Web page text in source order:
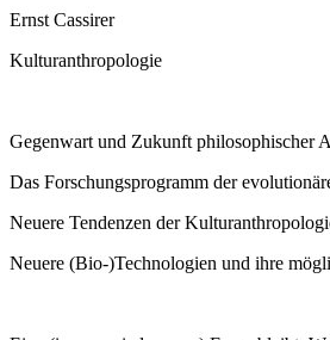
Ernst Cassirer
Kulturanthropologie
Gegenwart und Zukunft philosophischer
Das Forschungsprogramm der
Neuere Tendenzen der
Neuere (Bio-)Technologien und ihre